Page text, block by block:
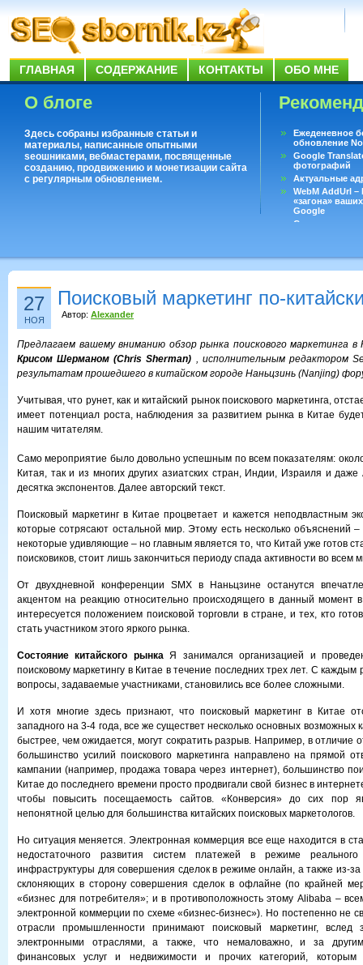
ГЛАВНАЯ СОДЕРЖАНИЕ КОНТАКТЫ ОБО МНЕ
О блоге
Здесь собраны избранные статьи и
материалы, написанные опытными
seoшниками, вебмастерами, посвященные
созданию, продвижению и монетизации сайта
с регулярным обновлением.
Ежеденевное
обновление
Google
фотографий
Актуальные
WebM AddUrl
«загона»
Google
Существует
27
НОЯ
Поисковый маркетинг по-
Автор: Alexander
Предлагаем вашему вниманию обзор рынка поискового маркетинга в
Крисом Шерманом (Chris Sherman) , исполнительным редактором
результатам прошедшего в китайском городе Наньцзинь (Nanjing)
Учитывая, что рунет, как и китайский рынок поискового маркетинга,
имеет потенциал роста, наблюдения за развитием рынка в Китае
нашим читателям.
Само мероприятие было довольно успешным по всем показателям: около
Китая, так и из многих других азиатских стран, Индии, Израиля и
десятка экспонентов. Далее авторский текст.
Поисковый маркетинг в Китае процветает и кажется неподвластным
которые сотрясают остальной мир. Этому есть несколько объяснений
некоторые удивляющие – но главным является то, что Китай уже готов
поисковиков, стоит лишь закончиться периоду спада активности во всем
От двухдневной конференции SMX в Наньцзине останутся
акцентом на реакцию относительно происходящего в данный момент
интересуется положением поисковой торговли в стране, и тех, кто
стать участником этого яркого рынка.
Состояние китайского рынкаЯ занимался организацией и
поисковому маркетингу в Китае в течение последних трех лет. С каждым
вопросы, задаваемые участниками, становились все более сложными.
И хотя многие здесь признают, что поисковый маркетинг в Китае
западного на 3-4 года, все же существет несколько основных возможных
быстрее, чем ожидается, могут сократить разрыв. Например, в отличие
большинство усилий поискового маркетинга направлено на прямой
кампании (например, продажа товара через интернет), большинство
Китае до последнего времени просто продвигали свой бизнес в
чтобы повысить посещаемость сайтов. «Конверсия» до сих пор
непонятной целью для большинства китайских поисковых маркетологов.
Но ситуация меняется. Электронная коммерция все еще находится в
недостаточного развития систем платежей в режиме реального
инфраструктуры для совершения сделок в режиме онлайн, а также из-за
склоняющих в сторону совершения сделок в офлайне (по крайней
«бизнес для потребителя»; и в противоположность этому Alibaba –
электронной коммерции по схеме «бизнес-бизнес»). Но постепенно не
отрасли промышленности принимают поисковый маркетинг, вслед
электронными отраслями, а также, что немаловажно, и за
финансовых услуг и недвижимости и прочих категорий, которым